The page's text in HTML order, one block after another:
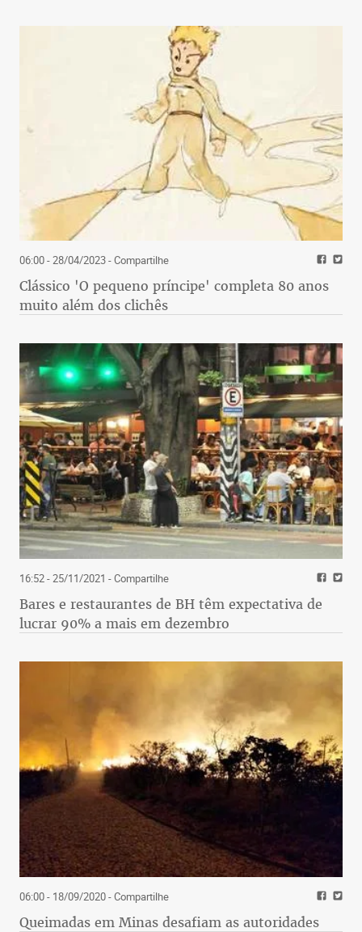
06:00 - 28/04/2023- Compartilhe
Clássico 'O pequeno príncipe' completa 80 anos
muito além dos clichês
16:52 - 25/11/2021 - Compartilhe
Bares e restaurantes de BH têm expectativa de
lucrar 90% a mais em dezembro
06:00 - 18/09/2020- Compartilhe
Queimadas em Minas desafiam as autoridades